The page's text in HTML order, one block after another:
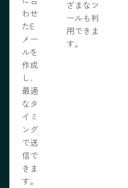
わせ
たE
メー
ルを
作成
し、
最適
なタ
イミ
ング
で送
信で
きま
す。
ざまなツ
ールも利
用できま
す。